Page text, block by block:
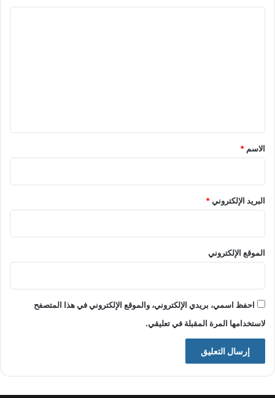
*
الاسم *
البريد الإلكتروني*
الموقع الإلكتروني
احفظ اسمي، بريدي الإلكتروني، والموقع الإلكتروني في هذا المتصفح
لاستخدامها المرة المقبلة في تعليقي.